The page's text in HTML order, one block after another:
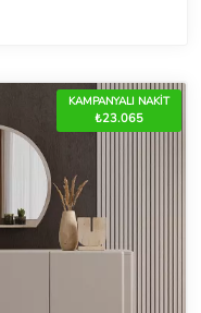
KAMPANYALI NAKİT
₺23.065